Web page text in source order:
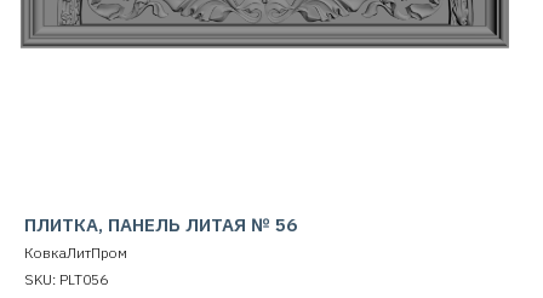
ПЛИТКА, ПАНЕЛЬ ЛИТАЯ № 56
КовкаЛитПром
SKU: PLT056